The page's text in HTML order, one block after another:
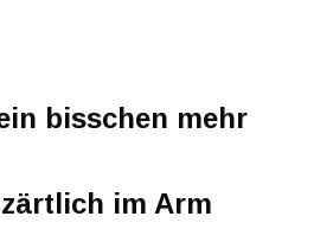
bisschen mehr
im Arm